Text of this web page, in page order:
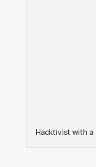
Hacktivist with a